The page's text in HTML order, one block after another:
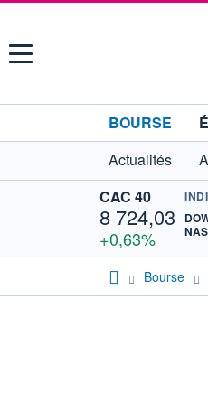
Menu
BOURSE
Actualités
CAC 40
8 724,03
+0,63%
Bourse